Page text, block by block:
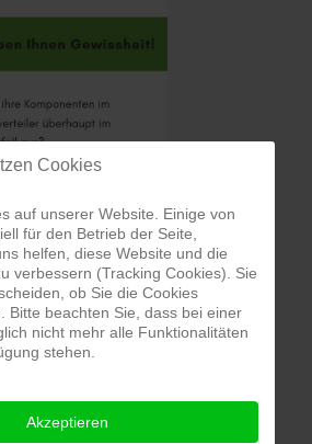
Cookies
auf unserer Website. Einige von
für den Betrieb der Seite,
helfen, diese Website und die
verbessern (Tracking Cookies). Sie
ob Sie die Cookies
Bitte beachten Sie, dass bei einer
nicht mehr alle Funktionalitäten
stehen.
Akzeptieren